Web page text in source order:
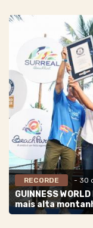
RECORDE - 30
GUINNESS
mais alta